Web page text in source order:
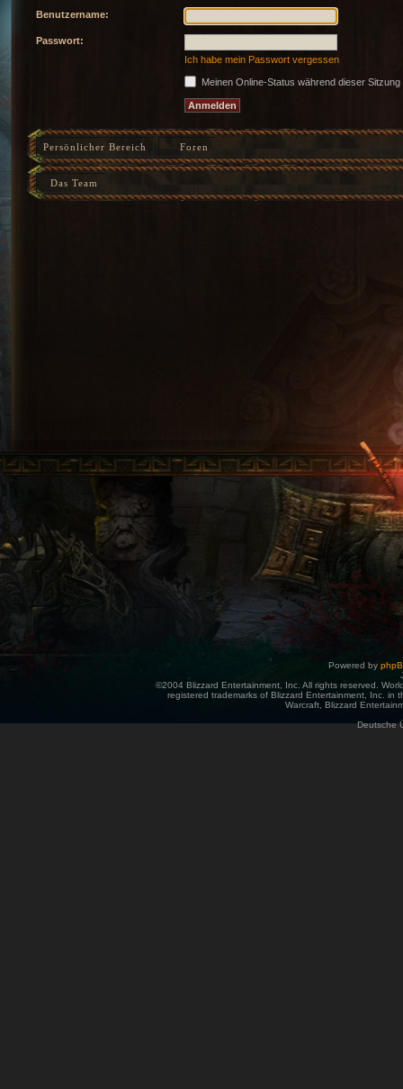
Benutzername:
Passwort:
Ich habe mein Passwort vergessen
Meinen Online-Status während dieser
Persönlicher Bereich Foren
Das Team
Powered by
©2004 Blizzard Entertainment, Inc. All rights reserved.
registered trademarks of Blizzard Entertainment, Inc. in
Warcraft, Blizzard
Deutsche